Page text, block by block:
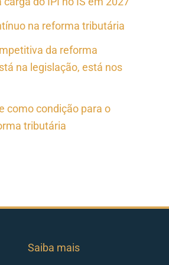
na reforma tributária
da reforma
na legislação, está nos
como condição para o
tributária
Saiba mais